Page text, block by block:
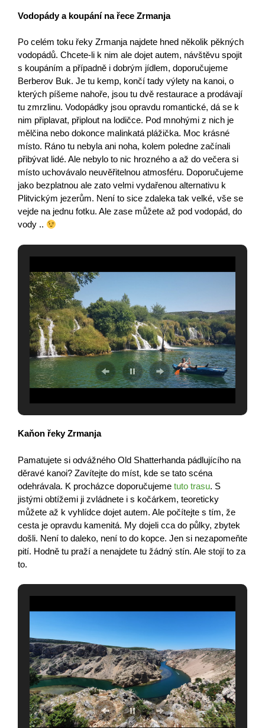
Vodopády a koupání na řece Zrmanja
Po celém toku řeky Zrmanja najdete hned několik pěkných
vodopádů. Chcete-li k nim ale dojet autem, návštěvu spojit
s koupáním a případně i dobrým jídlem, doporučujeme
Berberov Buk. Je tu kemp, končí tady výlety na kanoi, o
kterých píšeme nahoře, jsou tu dvě restaurace a prodávají
tu zmrzlinu. Vodopádky jsou opravdu romantické, dá se k
nim připlavat, připlout na lodičce. Pod mnohými z nich je
mělčina nebo dokonce malinkatá plážička. Moc krásné
místo. Ráno tu nebyla ani noha, kolem poledne začínali
přibývat lidé. Ale nebylo to nic hrozného a až do večera si
místo uchovávalo neuvěřitelnou atmosféru. Doporučujeme
jako bezplatnou ale zato velmi vydařenou alternativu k
Plitvickým jezerům. Není to sice zdaleka tak velké, vše se
vejde na jednu fotku. Ale zase můžete až pod vodopád, do
vody ..
Kaňon řeky Zrmanja
Pamatujete si odvážného Old Shatterhanda pádlujícího na
děravé kanoi? Zavítejte do míst, kde se tato scéna
odehrávala. K procházce doporučujeme tuto trasu. S
jistými obtížemi ji zvládnete i s kočárkem, teoreticky
můžete až k vyhlídce dojet autem. Ale počítejte s tím, že
cesta je opravdu kamenitá. My dojeli cca do půlky, zbytek
došli. Není to daleko, není to do kopce. Jen si nezapomeňte
pití. Hodně tu praží a nenajdete tu žádný stín. Ale stojí to za
to.